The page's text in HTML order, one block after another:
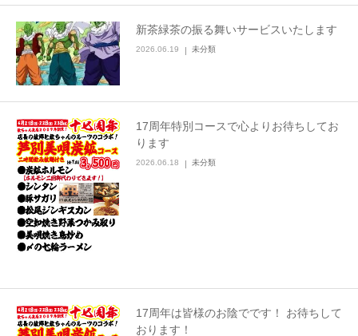
新茶緑茶の振る舞いサービスいたします
2026.06.19 未分類
17周年特別コースで心よりお待ちしてお
ります
2026.06.18 未分類
17周年は皆様のお陰でです！ お待ちして
おります！